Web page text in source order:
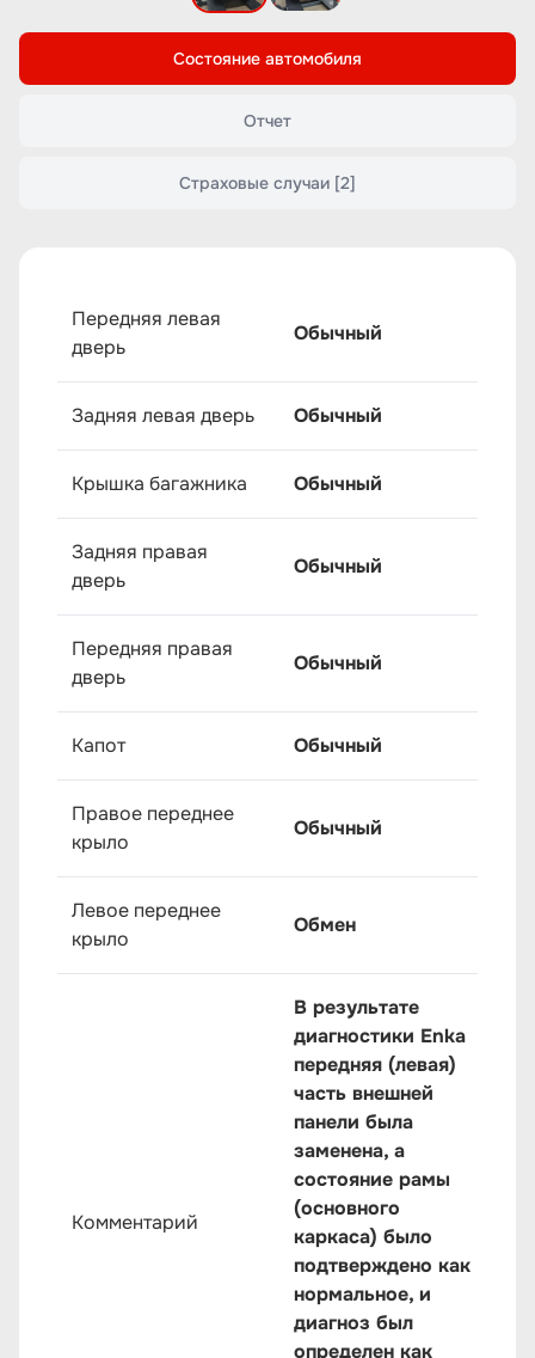
Состояние автомобиля
Отчет
Страховые случаи [2]
Передняя левая
дверь
Обычный
Задняя левая дверь Обычный
Крышка багажника Обычный
Задняя правая
дверь
Обычный
Передняя правая
дверь
Обычный
Капот Обычный
Правое переднее
крыло
Обычный
Левое переднее
крыло
Обмен
Комментарий
В результате
диагностики Enka
передняя (левая)
часть внешней
панели была
заменена, а
состояние рамы
(основного
каркаса) было
подтверждено как
нормальное, и
диагноз был
определен как